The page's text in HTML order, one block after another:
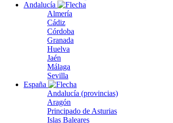
Andalucía
Almería
Cádiz
Córdoba
Granada
Huelva
Jaén
Málaga
Sevilla
España
Andalucía (provincias)
Aragón
Principado de Asturias
Islas Baleares